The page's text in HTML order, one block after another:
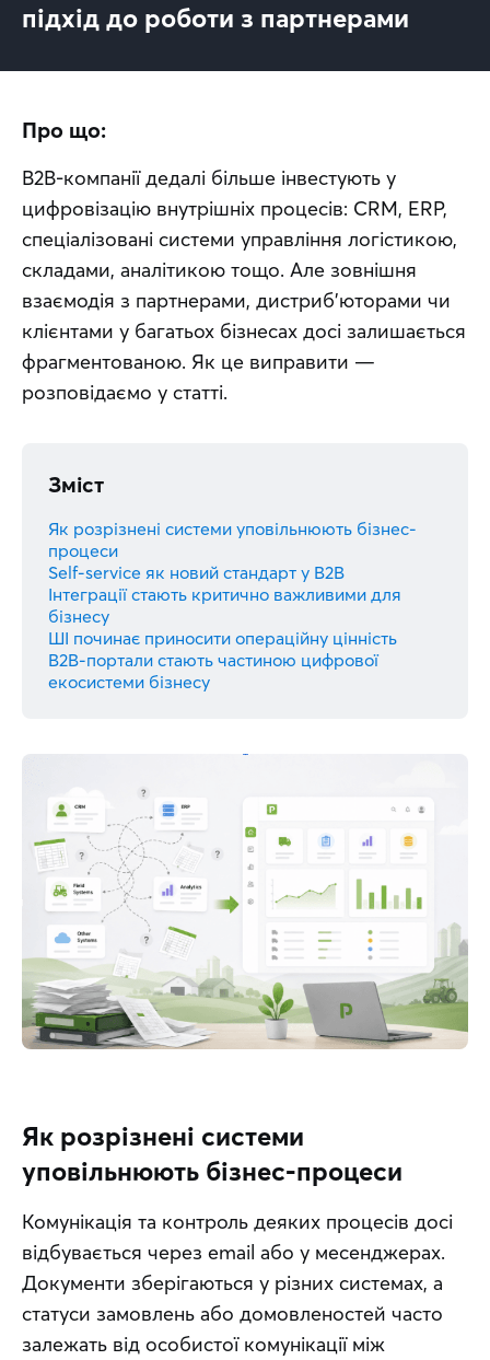
підхід до роботи з партнерами
Про що:
B2B-компанії дедалі більше інвестують у
цифровізацію внутрішніх процесів: CRM, ERP,
спеціалізовані системи управління логістикою,
складами, аналітикою тощо. Але зовнішня
взаємодія з партнерами, дистриб’юторами чи
клієнтами у багатьох бізнесах досі залишається
фрагментованою. Як це виправити —
розповідаємо у статті.
Зміст
Як розрізнені системи уповільнюють бізнес-
процеси
Self-service як новий стандарт у B2B
Інтеграції стають критично важливими для
бізнесу
ШІ починає приносити операційну цінність
B2B-портали стають частиною цифрової
екосистеми бізнесу
Як розрізнені системи
уповільнюють бізнес-процеси
Комунікація та контроль деяких процесів досі
відбувається через email або у месенджерах.
Документи зберігаються у різних системах, а
статуси замовлень або домовленостей часто
залежать від особистої комунікації між